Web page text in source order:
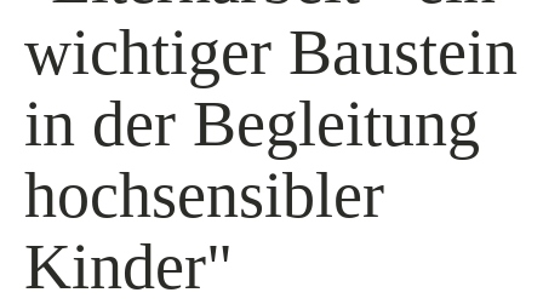
wichtiger Baustein
in der Begleitung
hochsensibler
Kinder"